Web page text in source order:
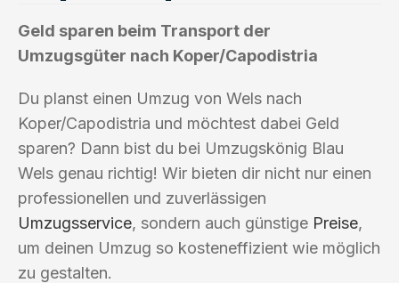
Geld sparen beim Transport der
Umzugsgüter nach Koper/Capodistria
Du planst einen Umzug von Wels nach
Koper/Capodistria und möchtest dabei Geld
sparen? Dann bist du bei Umzugskönig Blau
Wels genau richtig! Wir bieten dir nicht nur einen
professionellen und zuverlässigen
Umzugsservice, sondern auch günstige Preise,
um deinen Umzug so kosteneffizient wie möglich
zu gestalten.